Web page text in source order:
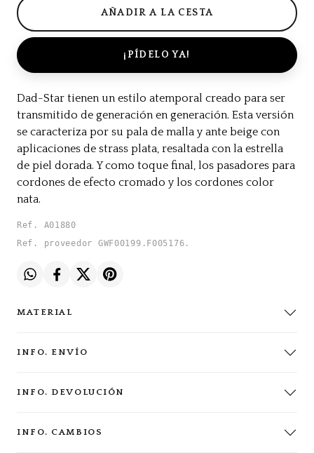
¡PÍDELO YA!
Dad-Star tienen un estilo atemporal creado para ser
transmitido de generación en generación. Esta versión
se caracteriza por su pala de malla y ante beige con
aplicaciones de strass plata, resaltada con la estrella
de piel dorada. Y como toque final, los pasadores para
cordones de efecto cromado y los cordones color
nata.
Ref. A01880
Ref. proveedor GWF00199.F005176.
MATERIAL
INFO. ENVÍO
INFO. DEVOLUCIÓN
INFO. CAMBIOS